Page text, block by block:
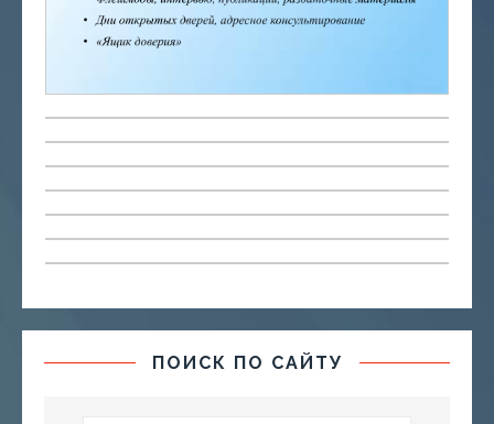
ПОИСК ПО САЙТУ